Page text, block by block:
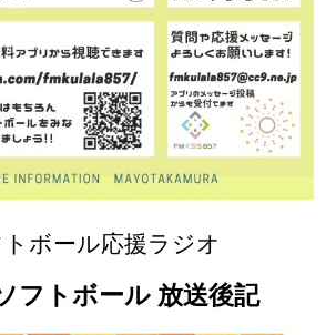
トボール応援ラジオ
フトボール 放送後記